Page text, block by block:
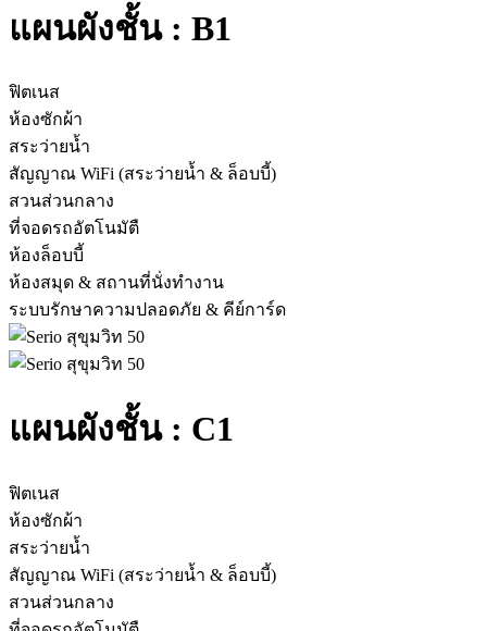
แผนผังชั้น : B1
ฟิตเนส
ห้องซักผ้า
สระว่ายน้ำ
สัญญาณ WiFi (สระว่ายน้ำ & ล็อบบี้)
สวนส่วนกลาง
ที่จอดรถอัตโนมัตื
ห้องล็อบบี้
ห้องสมุด & สถานที่นั่งทำงาน
ระบบรักษาความปลอดภัย & คีย์การ์ด
แผนผังชั้น : C1
ฟิตเนส
ห้องซักผ้า
สระว่ายน้ำ
สัญญาณ WiFi (สระว่ายน้ำ & ล็อบบี้)
สวนส่วนกลาง